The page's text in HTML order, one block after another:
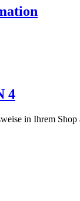
4
in Ihrem Shop